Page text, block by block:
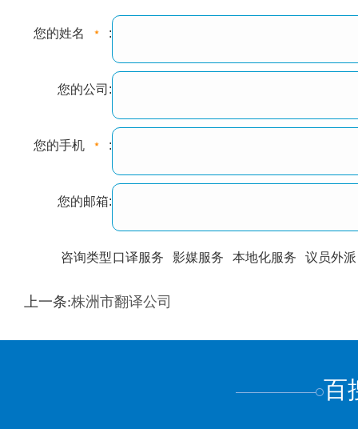
您的姓名 :
您的公司:
您的手机 :
您的邮箱:
咨询类型口译服务 影媒服务 本地化服务 议员外派
训翻译 标准级
上一条:株洲市翻译公司
百